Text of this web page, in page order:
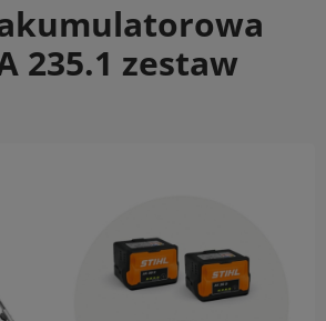
235.1 zestaw